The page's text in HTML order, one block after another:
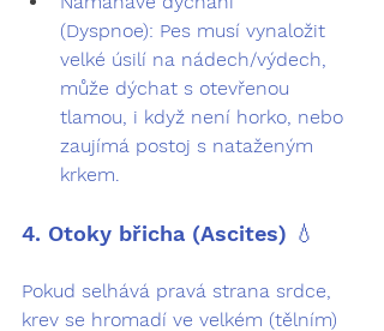
(Dyspnoe): Pes musí vynaložit
velké úsilí na nádech/výdech,
může dýchat s otevřenou
tlamou, i když není horko, nebo
zaujímá postoj s nataženým
krkem.
4. Otoky břicha (Ascites) 💧
Pokud selhává pravá strana srdce,
krev se hromadí ve velkém (tělním)